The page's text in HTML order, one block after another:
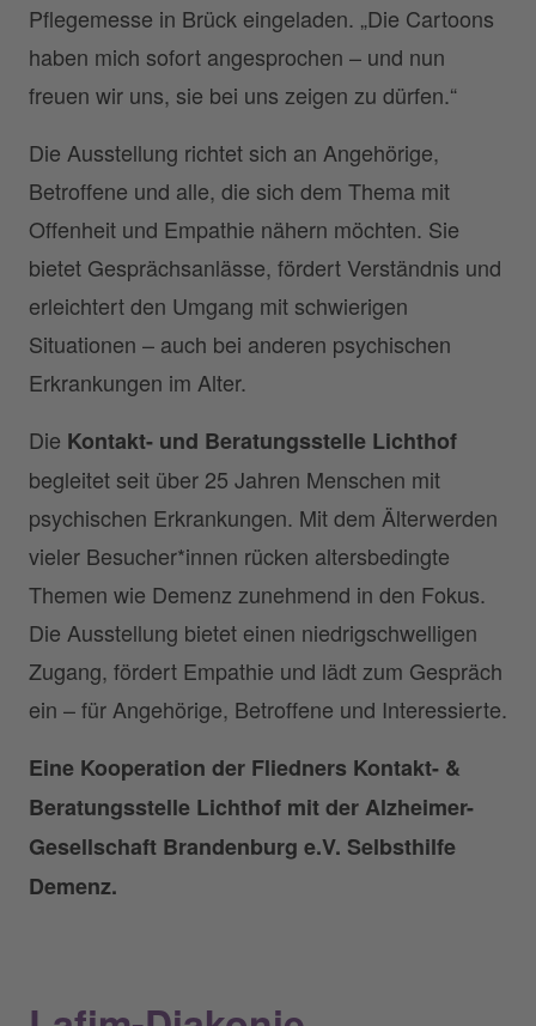
Pflegemesse in Brück eingeladen. „Die Cartoons
haben mich sofort angesprochen – und nun
freuen wir uns, sie bei uns zeigen zu dürfen.“
Die Ausstellung richtet sich an Angehörige,
Betroffene und alle, die sich dem Thema mit
Offenheit und Empathie nähern möchten. Sie
bietet Gesprächsanlässe, fördert Verständnis und
erleichtert den Umgang mit schwierigen
Situationen – auch bei anderen psychischen
Erkrankungen im Alter.
Die Kontakt- und Beratungsstelle Lichthof
begleitet seit über 25 Jahren Menschen mit
psychischen Erkrankungen. Mit dem Älterwerden
vieler Besucher*innen rücken altersbedingte
Themen wie Demenz zunehmend in den Fokus.
Die Ausstellung bietet einen niedrigschwelligen
Zugang, fördert Empathie und lädt zum Gespräch
ein – für Angehörige, Betroffene und Interessierte.
Eine Kooperation der Fliedners Kontakt- &
Beratungsstelle Lichthof mit der Alzheimer-
Gesellschaft Brandenburg e.V. Selbsthilfe
Demenz.